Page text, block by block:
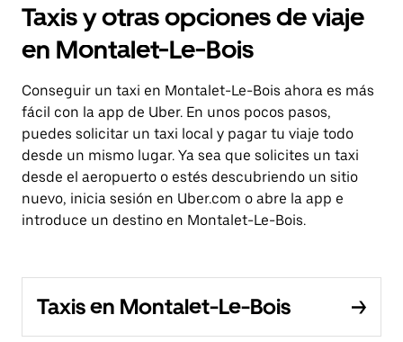
Taxis y otras opciones de viaje
en Montalet-Le-Bois
Conseguir un taxi en Montalet-Le-Bois ahora es más
fácil con la app de Uber. En unos pocos pasos,
puedes solicitar un taxi local y pagar tu viaje todo
desde un mismo lugar. Ya sea que solicites un taxi
desde el aeropuerto o estés descubriendo un sitio
nuevo, inicia sesión en Uber.com o abre la app e
introduce un destino en Montalet-Le-Bois.
Taxis en Montalet-Le-Bois